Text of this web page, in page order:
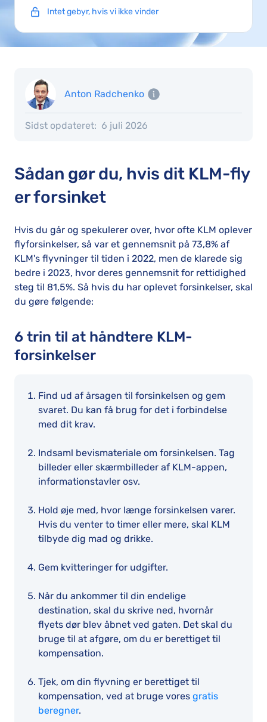
Intet gebyr, hvis vi ikke vinder
Anton Radchenko
Sidst opdateret: 6 juli 2026
Sådan gør du, hvis dit KLM-fly
er forsinket
Hvis du går og spekulerer over, hvor ofte KLM oplever
flyforsinkelser, så var et gennemsnit på 73,8% af
KLM's flyvninger til tiden i 2022, men de klarede sig
bedre i 2023, hvor deres gennemsnit for rettidighed
steg til 81,5%. Så hvis du har oplevet forsinkelser, skal
du gøre følgende:
6 trin til at håndtere KLM-
forsinkelser
Find ud af årsagen til forsinkelsen og gem
svaret. Du kan få brug for det i forbindelse
med dit krav.
Indsaml bevismateriale om forsinkelsen. Tag
billeder eller skærmbilleder af KLM-appen,
informationstavler osv.
Hold øje med, hvor længe forsinkelsen varer.
Hvis du venter to timer eller mere, skal KLM
tilbyde dig mad og drikke.
Gem kvitteringer for udgifter.
Når du ankommer til din endelige
destination, skal du skrive ned, hvornår
flyets dør blev åbnet ved gaten. Det skal du
bruge til at afgøre, om du er berettiget til
kompensation.
Tjek, om din flyvning er berettiget til
kompensation, ved at bruge vores gratis
beregner.